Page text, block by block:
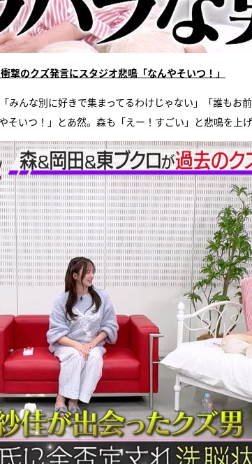
のクズ発言にスタジオ悲鳴「なんやそいつ！」
みんな別に好きで集まってるわけじゃない」「誰もお
いつ！」とあ然。森も「えー！すごい」と悲鳴を上げ